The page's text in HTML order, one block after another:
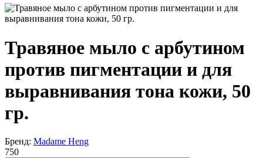
Травяное мыло с арбутином
против пигментации и для
выравнивания тона кожи, 50
гр.
Бренд: Madame Heng
750